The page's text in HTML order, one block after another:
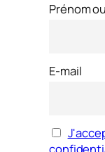
Prénom
E-mail